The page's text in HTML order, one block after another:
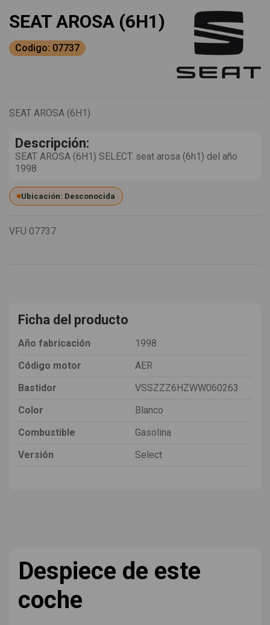
SEAT AROSA (6H1)
Codigo: 07737
SEAT AROSA (6H1)
Descripción:
SEAT AROSA (6H1) SELECT. seat arosa (6h1) del año
1998
Ubicación: Desconocida
VFU 07737
Ficha del producto
Año fabricación
1998
Código motor
AER
Bastidor
VSSZZZ6HZWW060263
Color
Blanco
Combustible
Gasolina
Versión
Select
Despiece de este
coche